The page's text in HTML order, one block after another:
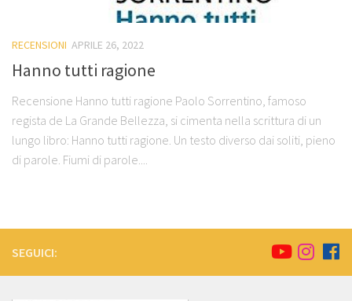
RECENSIONI APRILE 26, 2022
Hanno tutti ragione
Recensione Hanno tutti ragione Paolo Sorrentino, famoso
regista de La Grande Bellezza, si cimenta nella scrittura di un
lungo libro: Hanno tutti ragione. Un testo diverso dai soliti, pieno
di parole. Fiumi di parole....
SEGUICI: